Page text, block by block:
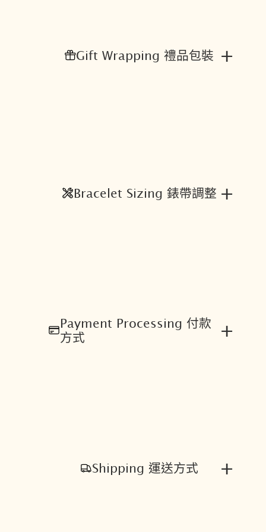
Gift Wrapping 禮品包裝 +
Bracelet Sizing 錶帶調整 +
Payment Processing 付款
方式
+
Shipping 運送方式 +